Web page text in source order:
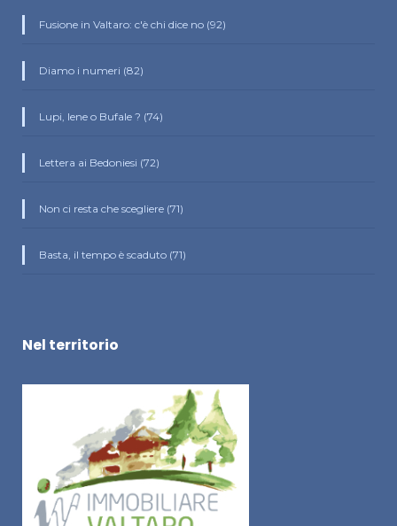
Fusione in Valtaro: c'è chi dice no (92)
Diamo i numeri (82)
Lupi, Iene o Bufale ? (74)
Lettera ai Bedoniesi (72)
Non ci resta che scegliere (71)
Basta, il tempo è scaduto (71)
Nel territorio